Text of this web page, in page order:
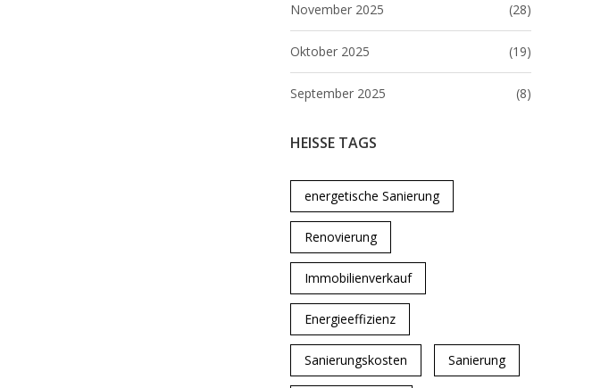
November 2025 (28)
Oktober 2025 (19)
September 2025 (8)
HEISSE TAGS
energetische Sanierung
Renovierung
Immobilienverkauf
Energieeffizienz
Sanierungskosten Sanierung